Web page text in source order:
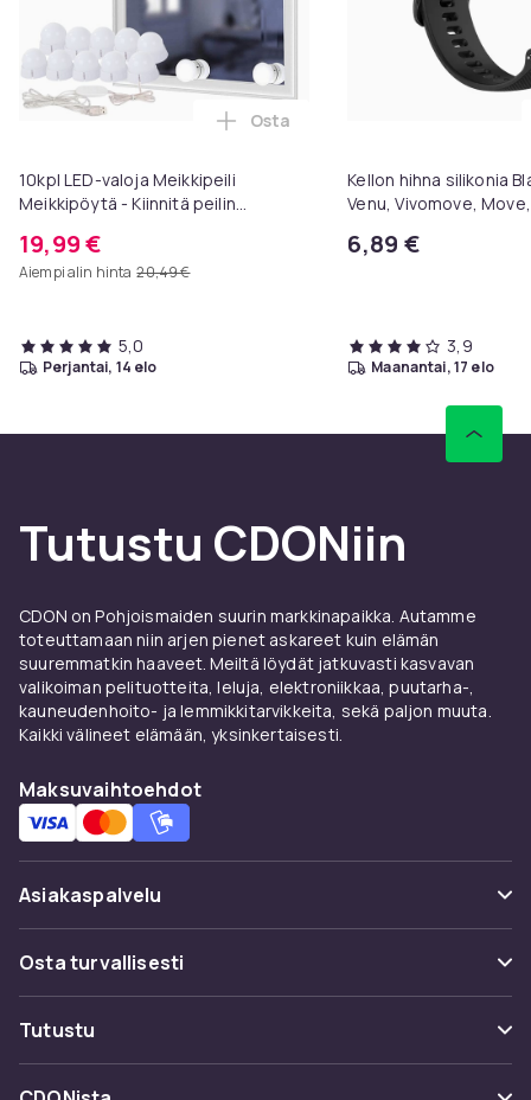
10kpl LED-valoja Meikkipeili
Meikkipöytä - Kiinnitä peilin
19,99 €
Aiempi alin hinta 20,49 €
Lisää 10kpl LED-valoja
Osta
5,0
perjantai, 14 elo
Kellon hihna silikonia
Venu, Vivomove,
6,89 €
3,9
maanantai, 17 elo
Tutustu CDONiin
CDON on Pohjoismaiden suurin markkinapaikka. Autamme
toteuttamaan niin arjen pienet askareet kuin elämän
suuremmatkin haaveet. Meiltä löydät jatkuvasti kasvavan
valikoiman pelituotteita, leluja, elektroniikkaa, puutarha-,
kauneudenhoito- ja lemmikkitarvikkeita, sekä paljon muuta.
Kaikki välineet elämään, yksinkertaisesti.
Maksuvaihtoehdot
Asiakaspalvelu
Usein kysyttyä (UKK)
Seuraa pakettia
Osta turvallisesti
Maksuvaihtoehdot
Toimitus
Tutustu
Kategoriat